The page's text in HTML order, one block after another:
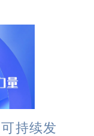
持续发